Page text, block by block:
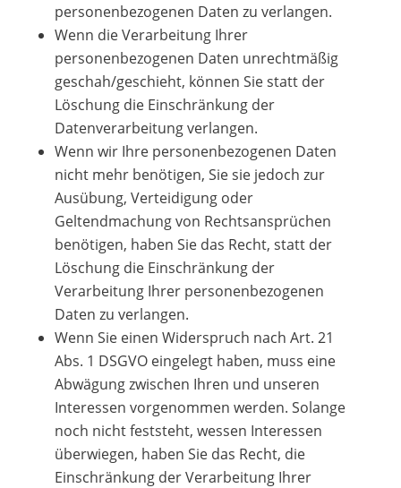
personenbezogenen Daten zu verlangen.
Wenn die Verarbeitung Ihrer
personenbezogenen Daten unrechtmäßig
geschah/geschieht, können Sie statt der
Löschung die Einschränkung der
Datenverarbeitung verlangen.
Wenn wir Ihre personenbezogenen Daten
nicht mehr benötigen, Sie sie jedoch zur
Ausübung, Verteidigung oder
Geltendmachung von Rechtsansprüchen
benötigen, haben Sie das Recht, statt der
Löschung die Einschränkung der
Verarbeitung Ihrer personenbezogenen
Daten zu verlangen.
Wenn Sie einen Widerspruch nach Art. 21
Abs. 1 DSGVO eingelegt haben, muss eine
Abwägung zwischen Ihren und unseren
Interessen vorgenommen werden. Solange
noch nicht feststeht, wessen Interessen
überwiegen, haben Sie das Recht, die
Einschränkung der Verarbeitung Ihrer